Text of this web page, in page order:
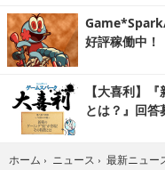
好評稼働中！
【大喜利】
とは？』回答
ホーム › ニュース › 最新ニュー